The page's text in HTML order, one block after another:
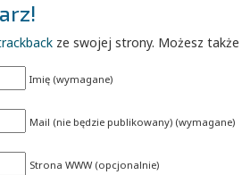
ze swojej strony. Możesz także
Imię (wymagane)
Mail (nie będzie publikowany) (wymagane)
Strona WWW (opcjonalnie)